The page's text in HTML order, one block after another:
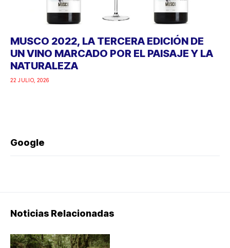
MUSCO 2022, LA TERCERA EDICIÓN DE
UN VINO MARCADO POR EL PAISAJE Y LA
NATURALEZA
22 JULIO, 2026
Google
Noticias Relacionadas